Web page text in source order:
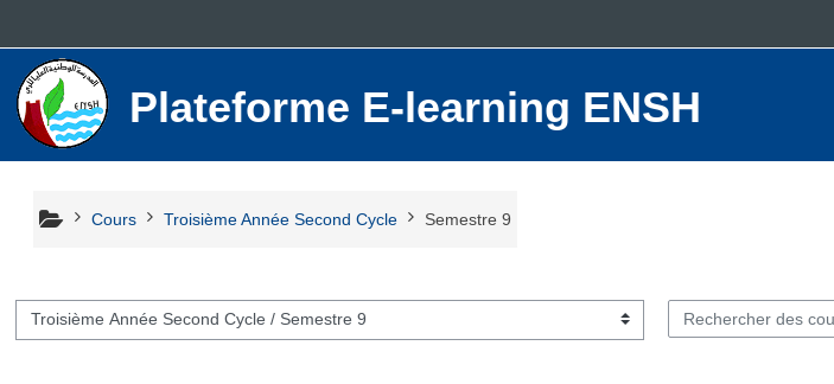
Plateforme E-learning ENSH
Cours Troisième Année Second Cycle Semestre 9
de cours
Rechercher des cours